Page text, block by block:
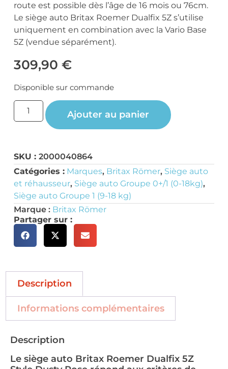
route est possible dès l’âge de 16 mois ou 76cm.
Le siège auto Britax Roemer Dualfix 5Z s’utilise
uniquement en combination avec la Vario Base
5Z (vendue séparément).
309,90 €
Disponible sur commande
Ajouter au panier
SKU : 2000040864
Catégories : Marques, Britax Römer, Siège auto
et réhausseur, Siège auto Groupe 0+/1 (0-18kg),
Siège auto Groupe 1 (9-18 kg)
Marque : Britax Römer
Partager sur :
Description
Informations complémentaires
Description
Le siège auto Britax Roemer Dualfix 5Z